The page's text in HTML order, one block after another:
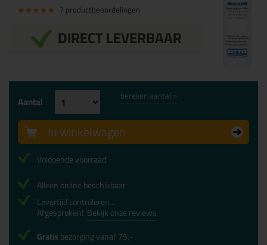
7 productbeoordelingen
DIRECT LEVERBAAR
Aantal bereken aantal >
In winkelwagen
Voldoende voorraad
Alleen online beschikbaar
Levertijd controleren...
Afgesproken! Bekijk onze reviews
Gratisbezorging vanaf 75,-